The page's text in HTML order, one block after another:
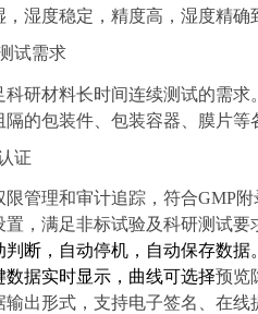
湿度稳定，精度高，湿度精确
试需求
科研材料长时间连续测试的需求。
的包装件、包装容器、 膜片等
证
管理和审计追踪，符合GMP附
，满足非标试验及科研测试要
判断 ， 自动停机 ，自动保存数据。
数据实时显示，曲线可选择预览
出形式，支持电子签名、在线